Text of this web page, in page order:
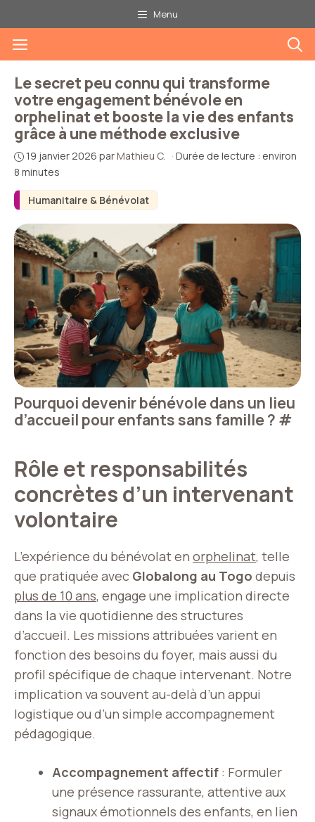
au
contenu
Menu
Menu
Humanitaire & Bénévolat
Le secret peu connu qui transforme
votre engagement bénévole en
orphelinat et booste la vie des enfants
grâce à une méthode exclusive
19 janvier 2026 parMathieu C. · Durée de lecture : environ
8 minutes
Pourquoi devenir bénévole dans un lieu
d’accueil pour enfants sans famille ? #
Rôle et responsabilités
concrètes d’un intervenant
volontaire
L’expérience du bénévolat en orphelinat, telle
que pratiquée avec Globalong au Togo depuis
plus de 10 ans, engage une implication directe
dans la vie quotidienne des structures
d’accueil. Les missions attribuées varient en
fonction des besoins du foyer, mais aussi du
profil spécifique de chaque intervenant. Notre
implication va souvent au-delà d’un appui
logistique ou d’un simple accompagnement
pédagogique.
Accompagnement affectif : Formuler
une présence rassurante, attentive aux
signaux émotionnels des enfants, en lien